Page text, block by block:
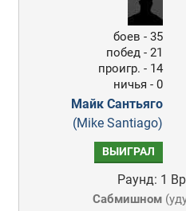
боев - 35
побед - 21
проигр. - 14
ничья - 0
Майк Сантьяго
(Mike Santiago)
ВЫИГРАЛ
Раунд: 1
Сабмишном(